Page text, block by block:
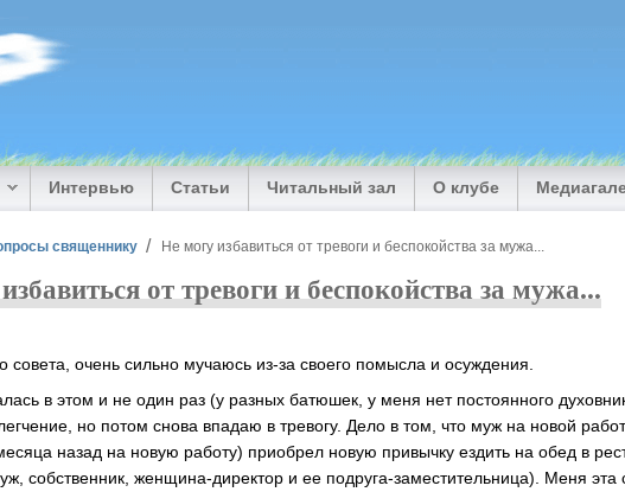
Интервью Статьи Читальный зал О клубе
священнику Не могу избавиться от тревоги и беспокойства за мужа...
от тревоги и беспокойства за мужа...
совета, очень сильно мучаюсь из-за своего помысла и осуждения.
в этом и не один раз (у разных батюшек, у меня нет постоянного
но потом снова впадаю в тревогу. Дело в том, что муж на новой
назад на новую работу) приобрел новую привычку ездить на обед в
собственник, женщина-директор и ее подруга-заместительница). Меня эта